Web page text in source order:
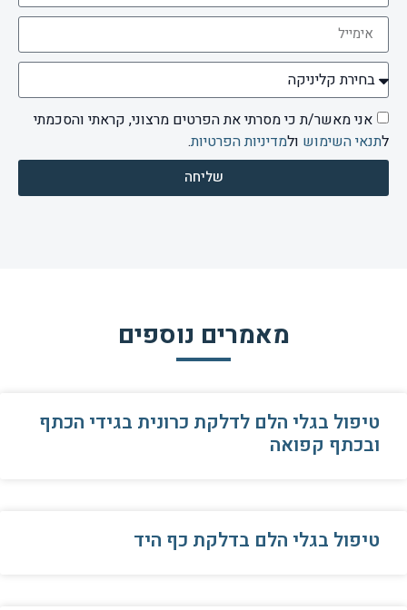
אני מאשר/ת כי מסרתי את הפרטים מרצוני, קראתי והסכמתי
לתנאי השימוש ולמדיניות הפרטיות.
שליחה
מאמרים נוספים
טיפול בגלי הלם לדלקת כרונית בגידי הכתף
ובכתף קפואה
טיפול בגלי הלם בדלקת כף היד